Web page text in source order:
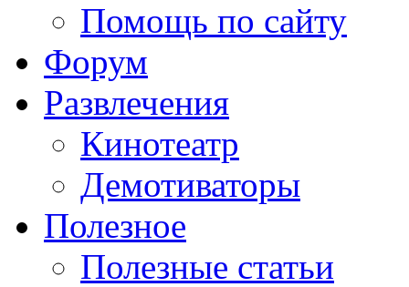
Помощь по сайту
Форум
Развлечения
Кинотеатр
Демотиваторы
Полезное
Полезные статьи